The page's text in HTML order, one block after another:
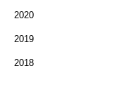
2020
2019
2018